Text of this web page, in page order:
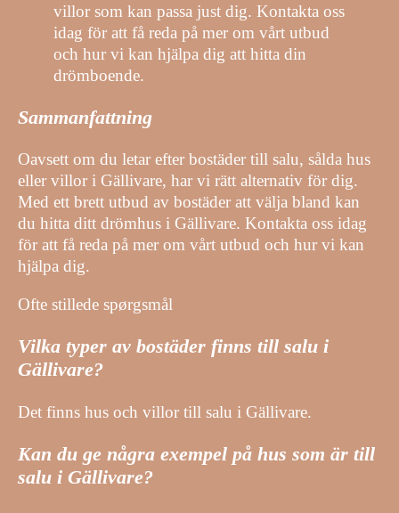
villor som kan passa just dig. Kontakta oss
idag för att få reda på mer om vårt utbud
och hur vi kan hjälpa dig att hitta din
drömboende.
Sammanfattning
Oavsett om du letar efter bostäder till salu, sålda hus
eller villor i Gällivare, har vi rätt alternativ för dig.
Med ett brett utbud av bostäder att välja bland kan
du hitta ditt drömhus i Gällivare. Kontakta oss idag
för att få reda på mer om vårt utbud och hur vi kan
hjälpa dig.
Ofte stillede spørgsmål
Vilka typer av bostäder finns till salu i
Gällivare?
Det finns hus och villor till salu i Gällivare.
Kan du ge några exempel på hus som är till
salu i Gällivare?